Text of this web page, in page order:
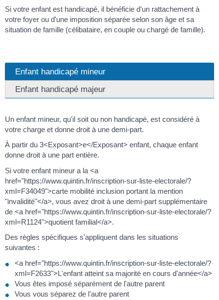
Si votre enfant est handicapé, il bénéficie d'un rattachement à
votre foyer ou d'une imposition séparée selon son âge et sa
situation de famille (célibataire, en couple ou chargé de famille).
Enfant handicapé mineur
Enfant handicapé majeur
Un enfant mineur, qu'il soit ou non handicapé, est considéré à
votre charge et donne droit à une demi-part.
À partir du 3<Exposant>e</Exposant> enfant, chaque enfant
donne droit à une part entière.
Si votre enfant mineur a la <a
href="https://www.quintin.fr/inscription-sur-liste-electorale/?
xml=F34049">carte mobilité inclusion portant la mention
"invalidité"</a>, vous avez droit à une demi-part supplémentaire
de <a href="https://www.quintin.fr/inscription-sur-liste-electorale/?
xml=R1124">quotient familial</a>.
Des règles spécifiques s'appliquent dans les situations
suivantes :
<a href="https://www.quintin.fr/inscription-sur-liste-electorale/?
xml=F2633">L'enfant atteint sa majorité en cours d'année</a>
Vous êtes imposé séparément de l'autre parent
Vous vous séparez de l'autre parent